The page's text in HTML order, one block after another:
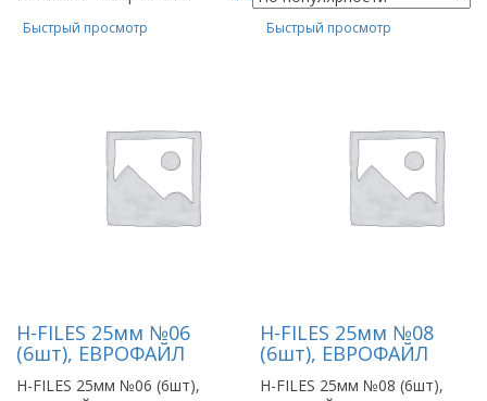
Быстрый просмотр
Н-FILES 25мм №06
(6шт), ЕВРОФАЙЛ
H-FILES 25мм №06 (6шт),
Быстрый просмотр
Н-FILES 25мм №08
(6шт), ЕВРОФАЙЛ
H-FILES 25мм №08 (6шт),